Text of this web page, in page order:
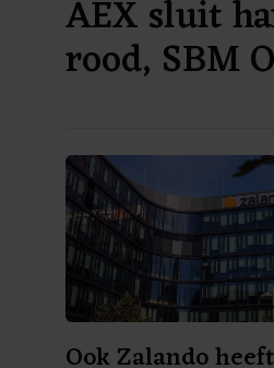
AEX sluit
rood, SBM
Ook Zalando